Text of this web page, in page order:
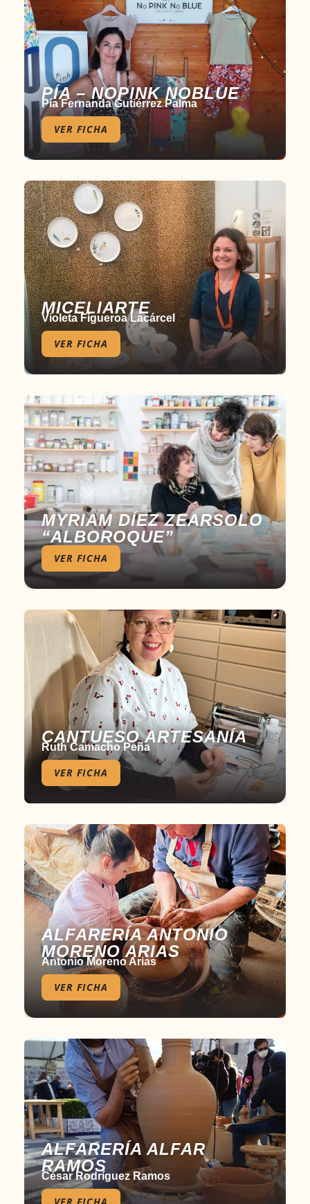
PÍA – NOPINK NOBLUE
Pía Fernanda Gutiérrez Palma
VER FICHA
MICELIARTE
Violeta Figueroa Lacárcel
VER FICHA
MYRIAM DÍEZ ZEARSOLO
“ALBOROQUE”
VER FICHA
CANTUESO ARTESANÍA
Ruth Camacho Peña
VER FICHA
ALFARERÍA ANTONIO
MORENO ARIAS
Antonio Moreno Arias
VER FICHA
ALFARERÍA ALFAR
RAMOS
César Rodríguez Ramos